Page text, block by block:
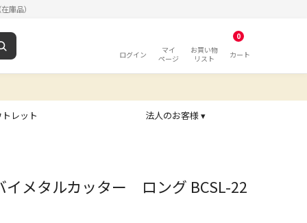
庫品）
ログイン
マイ
ページ
お買い物
リスト
0
カート
レット 法人のお客様 ▾
メタルカッター ロング BCSL-22